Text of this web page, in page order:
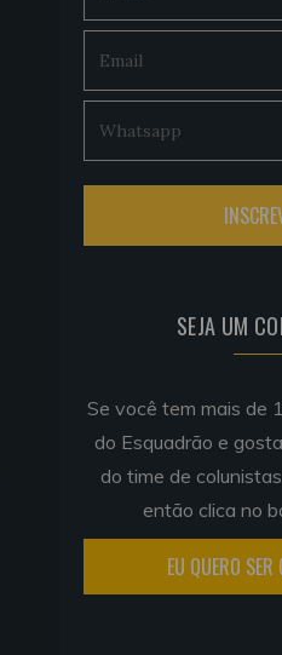
SEJA UM
Se você tem mais de
do Esquadrão e
do time de
então clica no
EU QUERO